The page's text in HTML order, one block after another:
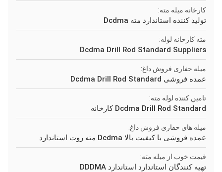
کارخانه میله مته:
تولید کننده استاندارد مته Dcdma
مته کارخانه لوله:
Dcdma Drill Rod Standard Suppliers
میله حفاری فروش داغ:
عمده فروشی Dcdma Drill Rod Standard
تامین کننده لوله مته:
Dcdma Drill Rod Standard کارخانه
میله های حفاری فروش داغ:
عمده فروشی با کیفیت بالا Dcdma مته روت استاندارد
قیمت خوب از میله مته:
تهیه کنندگان استاندارد استاندارد DDDMA